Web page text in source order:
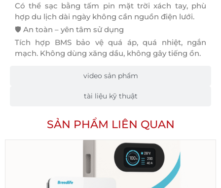
video sản phẩm
tài liệu kỹ thuật
Có thể sạc bằng tấm pin mặt trời xách tay, phù
hợp du lịch dài ngày không cần nguồn điện lưới.
🛡 An toàn – yên tâm sử dụng
Tích hợp BMS bảo vệ quá áp, quá nhiệt, ngắn
mạch. Không dùng xăng dầu, không gây tiếng ồn.
SẢN PHẨM LIÊN QUAN